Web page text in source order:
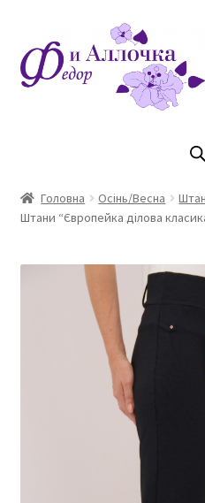
до
навігації
до
контенту
Магазин
Оплата та доставка
Головна Осінь/Весна
Штани “Європейка ділова